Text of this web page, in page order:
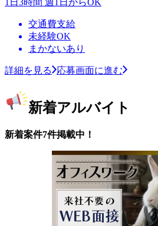
交通費支給
未経験OK
まかないあり
詳細を見る 応募画面に進む
新着アルバイト
新着案件7件掲載中！